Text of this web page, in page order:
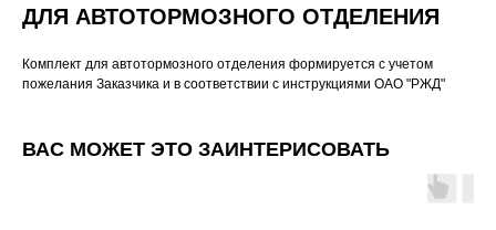
ДЛЯ АВТОТОРМОЗНОГО ОТДЕЛЕНИЯ
Комплект для автотормозного отделения формируется с учетом
пожелания Заказчика и в соответствии с инструкциями ОАО "РЖД"
ВАС МОЖЕТ ЭТО ЗАИНТЕРИСОВАТЬ